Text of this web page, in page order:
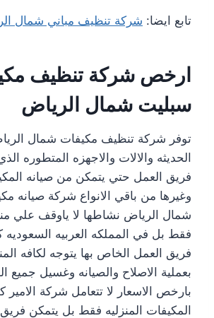
تابع ايضا: شركة تنظيف مباني شمال
ارخص شركة تنظيف
سبليت شمال الرياض
توفر شركة تنظيف مكيفات شمال
الحديثه والالات والاجهزه المتطوره
فريق العمل حتي يتمكن من صيانه
وغيرها من باقي الانواع شركة صيانه
شمال الرياض نشاطها لا ياوقف علي
فقط بل في المملكه العربيه السعوديه
فريق العمل الخاص بها يتوجه لكافه
بعملية الاصلاح والصيانه وغسيل جميع
بارخص الاسعار لا تتعامل شركة الامير
المكيفات المنزليه فقط بل يتمكن